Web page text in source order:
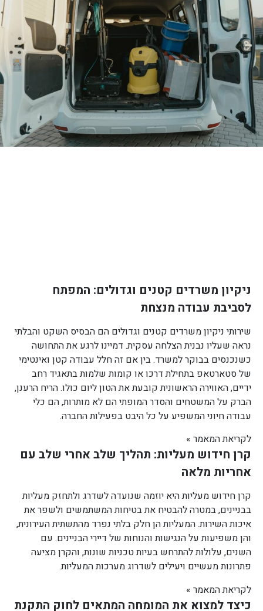
ניקיון משרדים קטנים וגדולים: המפתח
לסביבת עבודה מנצחת
שירותי ניקיון משרדים קטנים וגדולים הם הבסיס השקט והבלתי
נראה שעליו נבנית הצלחה עסקית. דמיינו לרגע את התחושה
כשנכנסים בבוקר למשרד. בין אם זה חלל עבודה קטן ואינטימי
של סטארטאפ בתחילת דרכו או קומות שלמות בתאגיד רחב
ידיים, האווירה הראשונית קובעת את הטון ליום כולו. הריח הרענן,
הברק על המשטחים והסדר המופתי הם לא מותרות, הם כלי
עבודה חיוני המשפיע על כל היבט בפעילות החברה.
לקריאת המאמר »
קרן חידוש מעליות: תהליך שלב אחרי שלב עם
אחריות מלאה
קרן חידוש מעליות היא יוזמה שנועדה לשדרג ולתחזק מעליות
בבניינים, במטרה להבטיח את בטיחות המשתמשים ולשפר את
איכות השירות. המעליות הן חלק בלתי נפרד מהתשתית העירונית,
והן משפיעות על הנגישות והנוחות של דיירי הבניינים. עם
השנים, עלולות להתרחש בעיות טכניות שונות, והקרן מציעה
פתרונות מעשיים ויעילים לשדרוג מערכות המעליות.
לקריאת המאמר »
כיצד למצוא את המומחה המתאים לחוק התקנת